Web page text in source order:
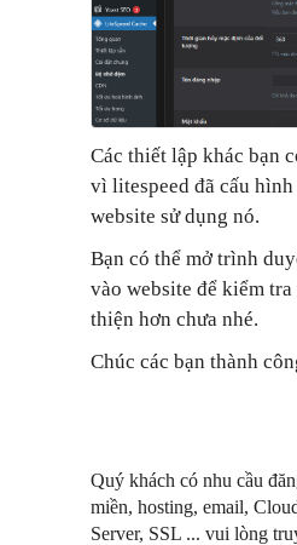
Các thiết lập khác bạn
vì litespeed đã cấu
website sử dụng nó.
Bạn có thể mở trình
vào website để kiểm
thiện hơn chưa nhé.
Chúc các bạn thành
Quý khách có nhu cầu
miền, hosting, email,
Server, SSL ... vui lòng